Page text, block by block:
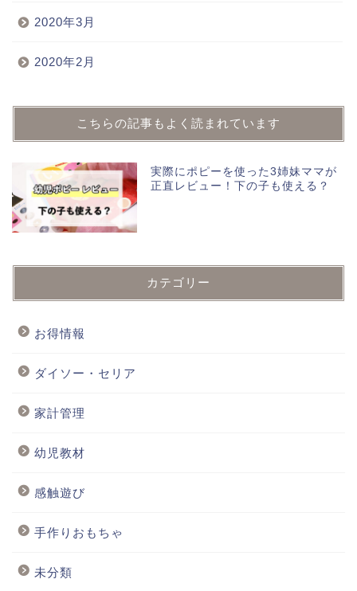
2020年3月
2020年2月
こちらの記事もよく読まれています
実際にポピーを使った3姉妹ママが
正直レビュー！下の子も使える？
カテゴリー
お得情報
ダイソー・セリア
家計管理
幼児教材
感触遊び
手作りおもちゃ
未分類